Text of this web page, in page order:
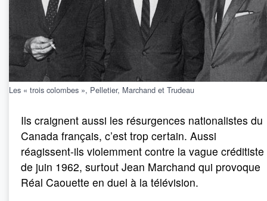
Les « trois colombes », Pelletier, Marchand et Trudeau
Ils craignent aussi les résurgences nationalistes du
Canada français, c’est trop certain. Aussi
réagissent-ils violemment contre la vague créditiste
de juin 1962, surtout Jean Marchand qui provoque
Réal Caouette en duel à la télévision.